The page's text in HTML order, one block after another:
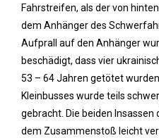
Fahrstreifen, als der von
dem Anhänger des
Aufprall auf den Anhänger
beschädigt, dass vier
53 – 64 Jahren getötet
Kleinbusses wurde teils
gebracht. Die beiden
dem Zusammenstoß leicht